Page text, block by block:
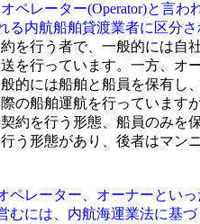
ペレーター(Operator)と言わ
る内航船舶貸渡業者に区分さ
を行う者で、一般的には自
を行っています。一方、オ
的には船舶と船員を保有し
の船舶運航を行っています
約を行う形態、船員のみを保
う形態があり、後者はマン
ペレーター、オーナーとい
むには、内航海運業法に基